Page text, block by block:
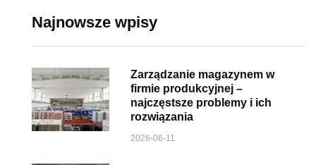
Najnowsze wpisy
Zarządzanie magazynem w
firmie produkcyjnej –
najczęstsze problemy i ich
rozwiązania
2026-06-11